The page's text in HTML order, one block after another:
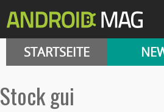
STARTSEITE
stock gui